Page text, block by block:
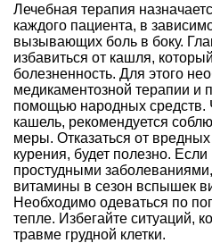
Лечебная терапия
каждого пациента, в
вызывающих боль в боку.
избавиться от кашля,
болезненность. Для этого
медикаментозной терапии и
помощью народных средств.
кашель, рекомендуется
меры. Отказаться от
курения, будет полезно.
простудными
витамины в сезон вспышек
Необходимо одеваться по
тепле. Избегайте ситуаций,
травме грудной клетки.